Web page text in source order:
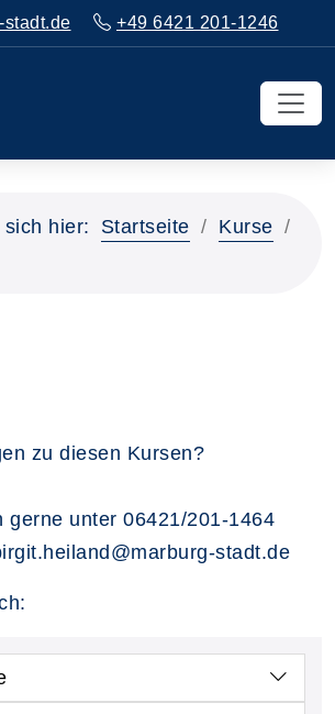
stadt.de +49 6421 201-1246
hier: Startseite
Kurse
zu diesen Kursen?
gerne unter 06421/201-1464
stadt.de